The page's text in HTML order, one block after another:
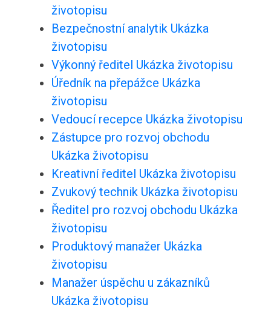
životopisu
Bezpečnostní analytik Ukázka
životopisu
Výkonný ředitel Ukázka životopisu
Úředník na přepážce Ukázka
životopisu
Vedoucí recepce Ukázka životopisu
Zástupce pro rozvoj obchodu
Ukázka životopisu
Kreativní ředitel Ukázka životopisu
Zvukový technik Ukázka životopisu
Ředitel pro rozvoj obchodu Ukázka
životopisu
Produktový manažer Ukázka
životopisu
Manažer úspěchu u zákazníků
Ukázka životopisu